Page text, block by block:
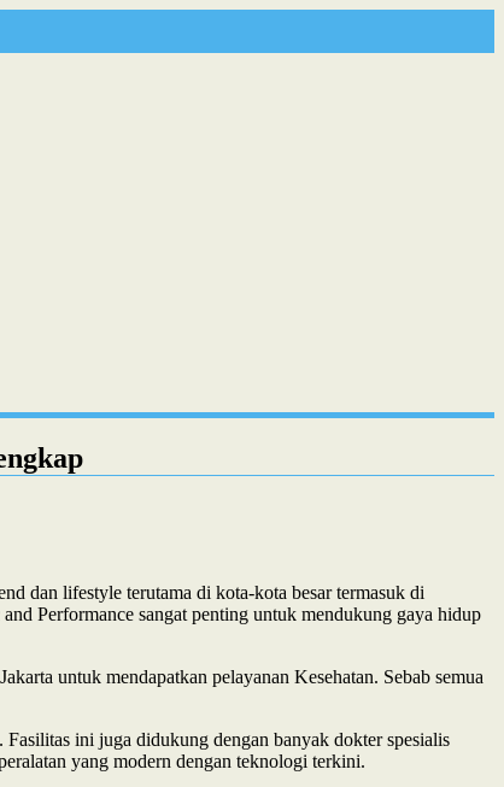
dan lifestyle terutama di kota-kota besar termasuk di
Performance sangat penting untuk mendukung gaya hidup
untuk mendapatkan pelayanan Kesehatan. Sebab semua
ini juga didukung dengan banyak dokter spesialis
yang modern dengan teknologi terkini.